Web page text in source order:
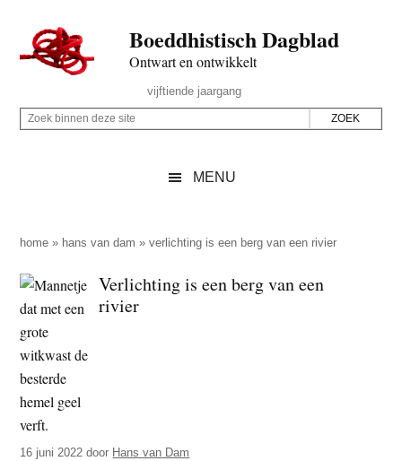
naar
de
inhoud
secondary
naar
de
sidebar
naar
de
Boeddhistisch Dagblad
Ontwart en ontwikkelt
Rechts
vijftiende jaargang
Z
p
d
e
z
e
s
i
t
e
Z
i
n
e
n
d
e
z
e
s
MENU
home » hans van dam »verlichting is een berg van een rivier
Verlichting is een berg van een
rivier
16 juni 2022 door Hans van Dam